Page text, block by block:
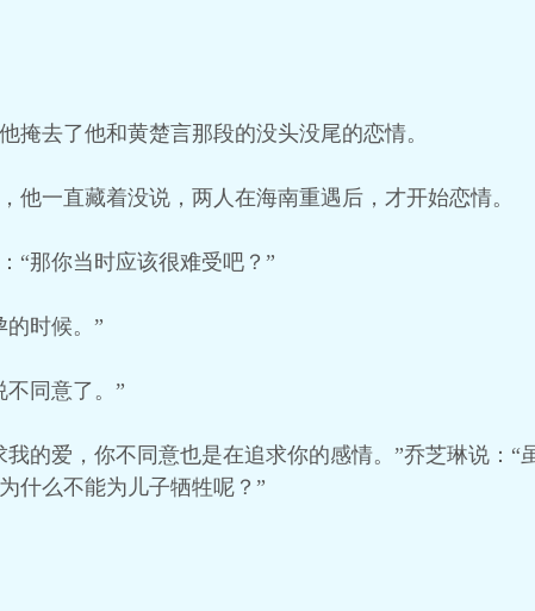
掩去了他和黄楚言那段的没头没尾的恋情。
一直藏着没说，两人在海南重遇后，才开始恋情。
“那你当时应该很难受吧？”
时候。”
同意了。”
的爱，你不同意也是在追求你的感情。”乔芝琳说：“
什么不能为儿子牺牲呢？”